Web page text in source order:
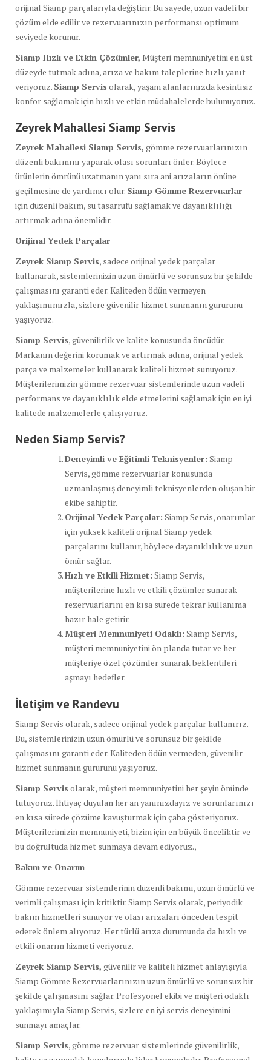
orijinal Siamp parçalarıyla değiştirir. Bu sayede, uzun vadeli bir
çözüm elde edilir ve rezervuarınızın performansı optimum
seviyede korunur.
Siamp Hızlı ve Etkin Çözümler, Müşteri memnuniyetini en üst
düzeyde tutmak adına, arıza ve bakım taleplerine hızlı yanıt
veriyoruz. Siamp Servis olarak, yaşam alanlarınızda kesintisiz
konfor sağlamak için hızlı ve etkin müdahalelerde bulunuyoruz.
Zeyrek Mahallesi Siamp Servis
Zeyrek Mahallesi Siamp Servis, gömme rezervuarlarınızın
düzenli bakımını yaparak olası sorunları önler. Böylece
ürünlerin ömrünü uzatmanın yanı sıra ani arızaların önüne
geçilmesine de yardımcı olur. Siamp Gömme Rezervuarlar
için düzenli bakım, su tasarrufu sağlamak ve dayanıklılığı
artırmak adına önemlidir.
Orijinal Yedek Parçalar
Zeyrek Siamp Servis, sadece orijinal yedek parçalar
kullanarak, sistemlerinizin uzun ömürlü ve sorunsuz bir şekilde
çalışmasını garanti eder. Kaliteden ödün vermeyen
yaklaşımımızla, sizlere güvenilir hizmet sunmanın gururunu
yaşıyoruz.
Siamp Servis, güvenilirlik ve kalite konusunda öncüdür.
Markanın değerini korumak ve artırmak adına, orijinal yedek
parça ve malzemeler kullanarak kaliteli hizmet sunuyoruz.
Müşterilerimizin gömme rezervuar sistemlerinde uzun vadeli
performans ve dayanıklılık elde etmelerini sağlamak için en iyi
kalitede malzemelerle çalışıyoruz.
Neden Siamp Servis?
Deneyimli ve Eğitimli Teknisyenler: Siamp
Servis, gömme rezervuarlar konusunda
uzmanlaşmış deneyimli teknisyenlerden oluşan bir
ekibe sahiptir.
Orijinal Yedek Parçalar: Siamp Servis, onarımlar
için yüksek kaliteli orijinal Siamp yedek
parçalarını kullanır, böylece dayanıklılık ve uzun
ömür sağlar.
Hızlı ve Etkili Hizmet: Siamp Servis,
müşterilerine hızlı ve etkili çözümler sunarak
rezervuarlarını en kısa sürede tekrar kullanıma
hazır hale getirir.
Müşteri Memnuniyeti Odaklı: Siamp Servis,
müşteri memnuniyetini ön planda tutar ve her
müşteriye özel çözümler sunarak beklentileri
aşmayı hedefler.
İletişim ve Randevu
Siamp Servis olarak, sadece orijinal yedek parçalar kullanırız.
Bu, sistemlerinizin uzun ömürlü ve sorunsuz bir şekilde
çalışmasını garanti eder. Kaliteden ödün vermeden, güvenilir
hizmet sunmanın gururunu yaşıyoruz.
Siamp Servis olarak, müşteri memnuniyetini her şeyin önünde
tutuyoruz. İhtiyaç duyulan her an yanınızdayız ve sorunlarınızı
en kısa sürede çözüme kavuşturmak için çaba gösteriyoruz.
Müşterilerimizin memnuniyeti, bizim için en büyük önceliktir ve
bu doğrultuda hizmet sunmaya devam ediyoruz.,
Bakım ve Onarım
Gömme rezervuar sistemlerinin düzenli bakımı, uzun ömürlü ve
verimli çalışması için kritiktir. Siamp Servis olarak, periyodik
bakım hizmetleri sunuyor ve olası arızaları önceden tespit
ederek önlem alıyoruz. Her türlü arıza durumunda da hızlı ve
etkili onarım hizmeti veriyoruz.
Zeyrek Siamp Servis, güvenilir ve kaliteli hizmet anlayışıyla
Siamp Gömme Rezervuarlarınızın uzun ömürlü ve sorunsuz bir
şekilde çalışmasını sağlar. Profesyonel ekibi ve müşteri odaklı
yaklaşımıyla Siamp Servis, sizlere en iyi servis deneyimini
sunmayı amaçlar.
Siamp Servis, gömme rezervuar sistemlerinde güvenilirlik,